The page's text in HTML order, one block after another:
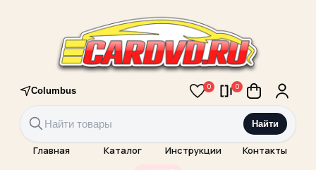
Columbus 0 0
Найти
Главная Каталог Инструкции Контакты